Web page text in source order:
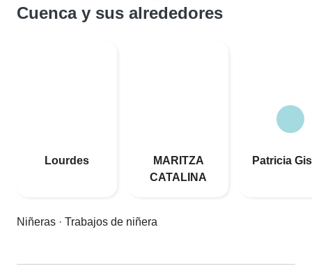
Cuenca y sus alrededores
Lourdes
MARITZA
CATALINA
Patricia
Niñeras · Trabajos de niñera